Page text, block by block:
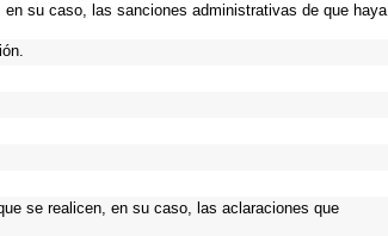
su caso, las sanciones administrativas de que haya
se realicen, en su caso, las aclaraciones que